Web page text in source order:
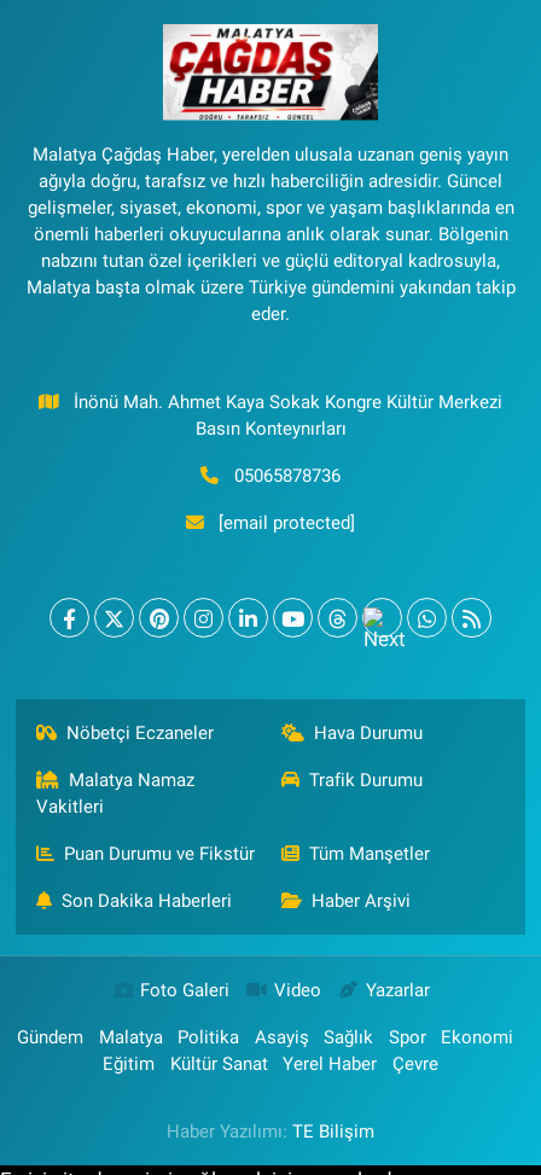
Malatya Çağdaş Haber, yerelden ulusala uzanan geniş yayın
ağıyla doğru, tarafsız ve hızlı haberciliğin adresidir. Güncel
gelişmeler, siyaset, ekonomi, spor ve yaşam başlıklarında en
önemli haberleri okuyucularına anlık olarak sunar. Bölgenin
nabzını tutan özel içerikleri ve güçlü editoryal kadrosuyla,
Malatya başta olmak üzere Türkiye gündemini yakından takip
eder.
İnönü Mah. Ahmet Kaya Sokak Kongre Kültür Merkezi
Basın Konteynırları
05065878736
[email protected]
Nöbetçi Eczaneler Hava Durumu
Malatya Namaz
Vakitleri
Trafik Durumu
Puan Durumu ve Fikstür Tüm Manşetler
Son Dakika Haberleri Haber Arşivi
Foto Galeri Video Yazarlar
Gündem Malatya Politika Asayiş Sağlık Spor
Ekonomi
Eğitim
Kültür Sanat Yerel Haber Çevre
Haber Yazılımı: TE Bilişim